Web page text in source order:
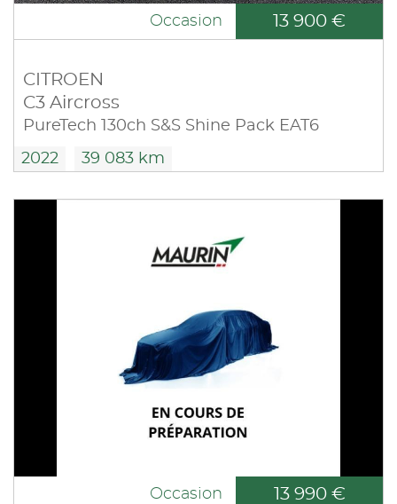
Occasion 13 900 €
CITROEN
C3 Aircross
PureTech 130ch S&S Shine Pack EAT6
2022 39 083 km
Occasion 13 990 €